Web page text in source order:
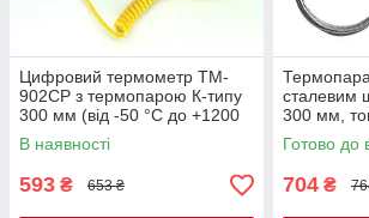
Цифровий термометр TM-
902CP з термопарою К-типу
300 мм (від -50 °C до +1200
°C)
В наявності
593 ₴ 653 ₴
сталевим
300 мм,
(від 0 °C +
WRNK-191
Готово до
704 ₴